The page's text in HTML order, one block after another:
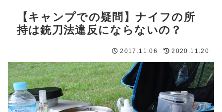
【キャンプでの疑問】ナイフの所
持は銃刀法違反にならないの？
2017.11.06 2020.11.20